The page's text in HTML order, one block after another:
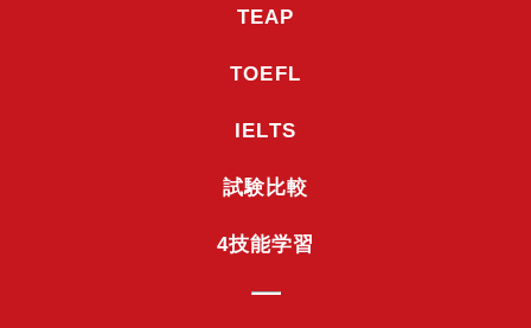
TEAP
TOEFL
IELTS
試験比較
4技能学習